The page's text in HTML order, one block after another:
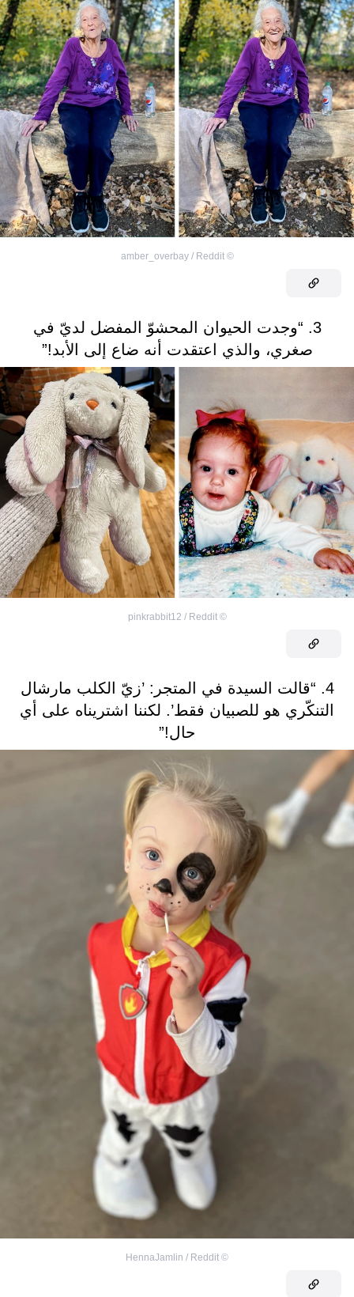
©
amber_overbay / Reddit
3. “وجدت الحيوان المحشوّ المفضل لديّ في
صغري، والذي اعتقدت أنه ضاع إلى الأبد!”
©
pinkrabbit12 / Reddit
4. “قالت السيدة في المتجر: ’زيّ الكلب مارشال
التنكّري هو للصبيان فقط’. لكننا اشتريناه على أي
حال!”
©
HennaJamlin / Reddit